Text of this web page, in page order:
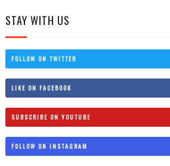
STAY WITH US
FOLLOW ON TWITTER
LIKE ON FACEBOOK
SUBSCRIBE ON YOUTUBE
FOLLOW ON INSTAGRAM